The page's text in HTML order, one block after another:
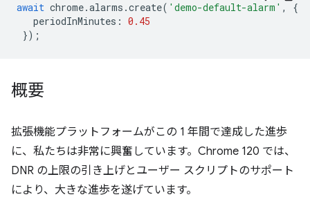
await chrome.alarms .create( 'demo-default-alarm' ,
{
periodInMinutes : 0.45
});
概要
拡張機能プラットフォームがこの 1 年間で達成した進歩
に、私たちは非常に興奮しています。Chrome 120 では、
DNR の上限の引き上げとユーザー スクリプトのサポート
により、大きな進歩を遂げています。